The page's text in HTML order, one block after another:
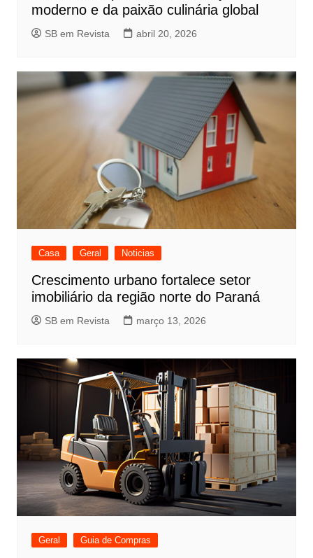
moderno e da paixão culinária global
SB em Revista abril 20, 2026
Casa Geral Noticias
Crescimento urbano fortalece setor
imobiliário da região norte do Paraná
SB em Revista março 13, 2026
Geral Guia de Compras